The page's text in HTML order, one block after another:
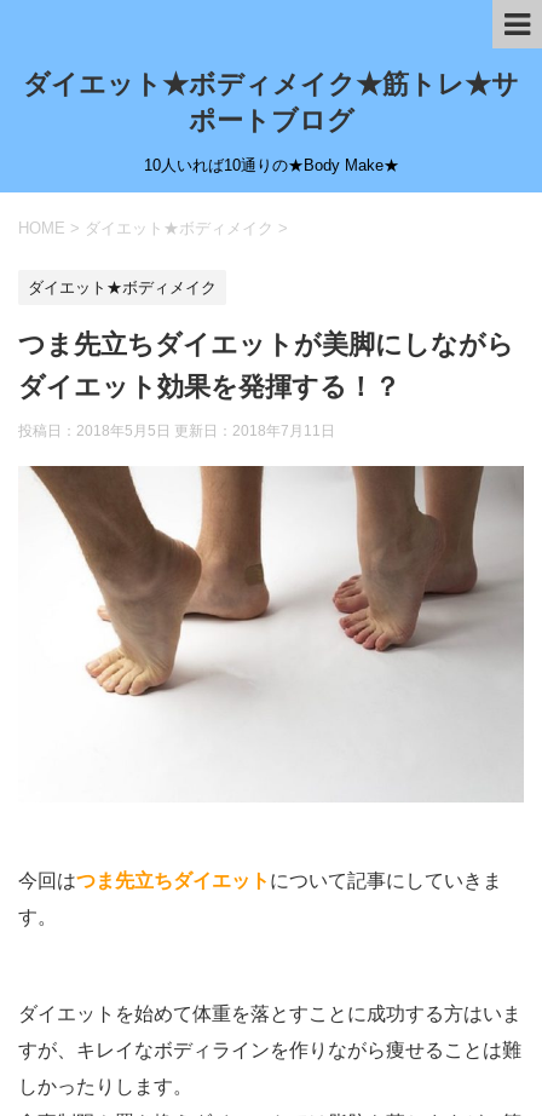
ダイエット★ボディメイク★筋トレ★サ
ポートブログ
10人いれば10通りの★Body Make★
HOME > ダイエット★ボディメイク >
ダイエット★ボディメイク
つま先立ちダイエットが美脚にしながら
ダイエット効果を発揮する！？
投稿日：2018年5月5日 更新日： 2018年7月11日
今回はつま先立ちダイエット について記事にしていきま
す。
ダイエットを始めて体重を落とすことに成功する方はいま
すが、キレイなボディラインを作りながら痩せることは難
しかったりします。